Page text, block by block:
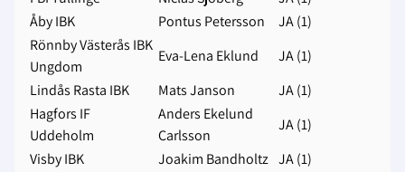
Åby IBK
Pontus Petersson
JA (1)
Rönnby Västerås IBK
Ungdom
Eva-Lena Eklund
JA (1)
Lindås Rasta IBK
Mats Janson
JA (1)
Hagfors IF
Uddeholm
Anders Ekelund
Carlsson
JA (1)
Visby IBK
Joakim Bandholtz JA (1)